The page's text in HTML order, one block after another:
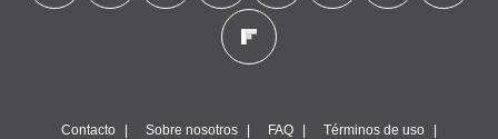
Contacto Sobre nosotros FAQ Términos de uso